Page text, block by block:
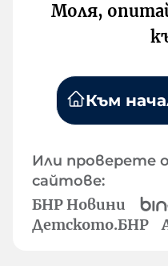
Моля,
Към
Или
сайтове:
БНР Новини
Детското.БНР